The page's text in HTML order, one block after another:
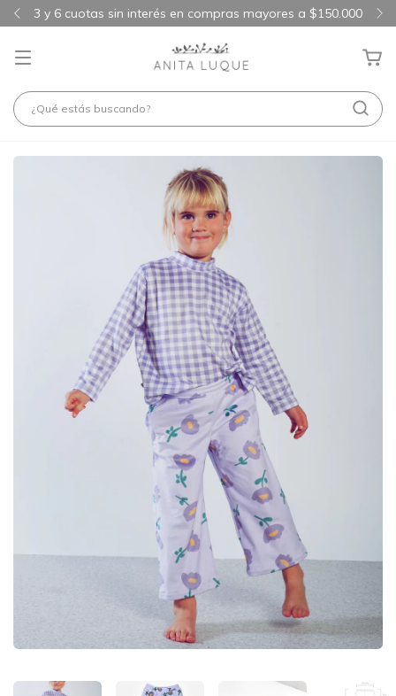
3 y 6 cuotas sin interés en compras mayores a $150.000